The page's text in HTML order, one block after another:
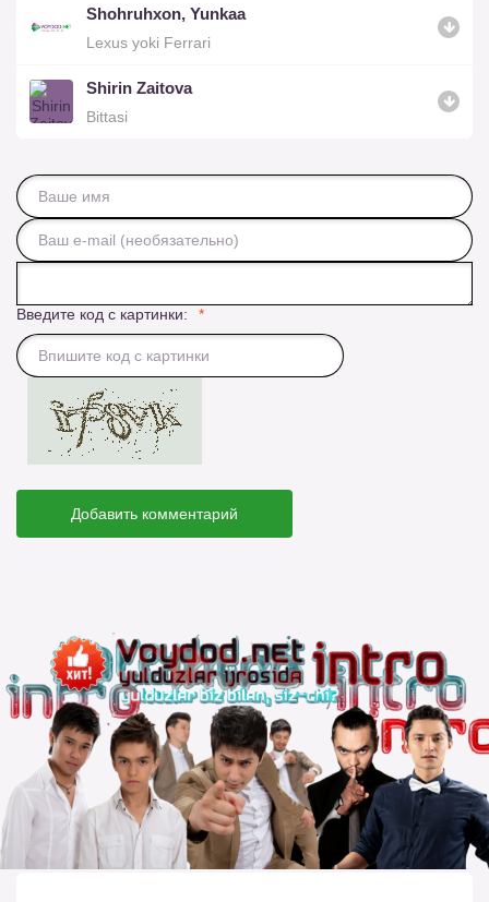
Shohruhxon, Yunkaa
Lexus yoki Ferrari
Shirin Zaitova
Bittasi
Введите код с картинки:
Добавить комментарий